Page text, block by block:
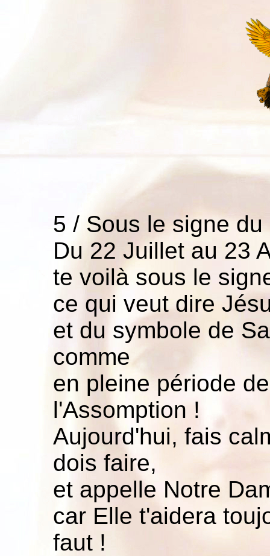
5 / Sous le signe du
Du 22 Juillet au 23
te voilà sous le
ce qui veut dire
et du symbole de
comme
en pleine période
l'Assomption !
Aujourd'hui, fais
dois faire,
et appelle Notre
car Elle t'aidera
faut !